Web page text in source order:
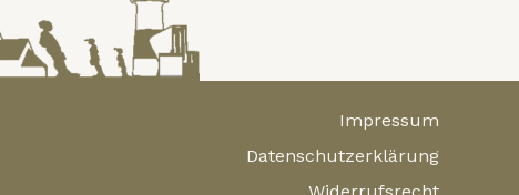
Impressum
Datenschutzerklärung
Widerrufsrecht